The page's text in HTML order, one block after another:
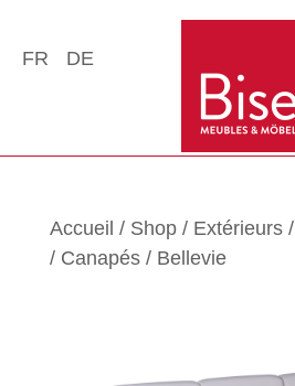
FR DE
Accueil / Shop/ Extérieurs/
/ Canapés/ Bellevie